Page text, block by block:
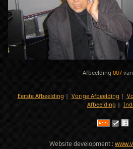
Afbeelding 007van
Eerste Afbeelding | Vorige Afbeelding |
Afbeelding |
Website development :